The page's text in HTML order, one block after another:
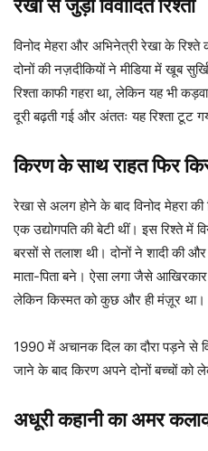
रेखा से जुड़ा विवादित रिश्ता
विनोद मेहरा और अभिनेत्री रेखा के रिश्ते
दोनों की नज़दीकियों ने मीडिया में खूब
रिश्ता काफी गहरा था, लेकिन यह भी
दूरी बढ़ती गई और अंततः यह रिश्ता टूट
किरण के साथ राहत फिर
रेखा से अलग होने के बाद विनोद मेहरा
एक उद्योगपति की बेटी थीं। इस रिश्ते में
बरसों से तलाश थी। दोनों ने शादी की
माता-पिता बने। ऐसा लगा जैसे
लेकिन किस्मत को कुछ और ही मंज़ूर था।
1990 में अचानक दिल का दौरा पड़ने से
जाने के बाद किरण अपने दोनों बच्चों को
अधूरी कहानी का अमर